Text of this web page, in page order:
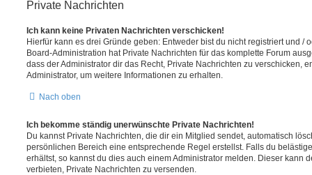
Private Nachrichten
Ich kann keine Privaten Nachrichten verschicken!
Hierfür kann es drei Gründe geben: Entweder bist du nicht registriert und /
Board-Administration hat Private Nachrichten für das komplette Forum
dass der Administrator dir das Recht, Private Nachrichten zu verschicken,
Administrator, um weitere Informationen zu erhalten.
Nach oben
Ich bekomme ständig unerwünschte Private Nachrichten!
Du kannst Private Nachrichten, die dir ein Mitglied sendet, automatisch
persönlichen Bereich eine entsprechende Regel erstellst. Falls du
erhältst, so kannst du dies auch einem Administrator melden. Dieser kann
verbieten, Private Nachrichten zu versenden.